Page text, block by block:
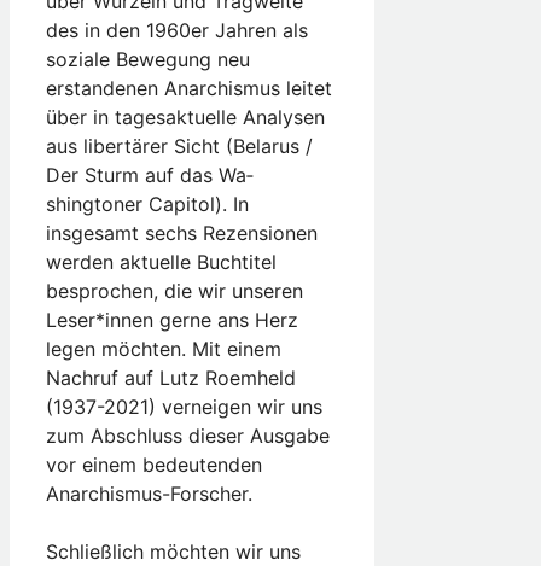
des in den 1960er Jahren als
soziale Bewegung neu
erstandenen Anarchismus leitet
über in tagesaktuelle Analysen
aus libertärer Sicht (Belarus /
Der Sturm auf das Wa­
shingtoner Capitol). In
insgesamt sechs Rezensionen
werden aktuelle Buchtitel
besprochen, die wir unseren
Leser*innen gerne ans Herz
legen möchten. Mit einem
Nachruf auf Lutz Roemheld
(1937-2021) verneigen wir uns
zum Abschluss dieser Ausgabe
vor einem bedeutenden
Anarchismus-Forscher.
Schließlich möchten wir uns